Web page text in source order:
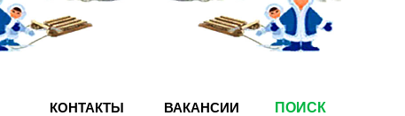
КОНТАКТЫ ВАКАНСИИ ПОИСК